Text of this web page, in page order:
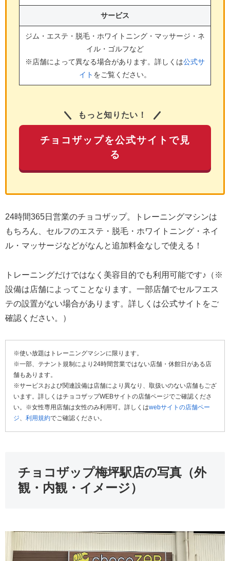
サービス
ジム・エステ・脱毛・ホワイトニング・マッサージ・ネ
イル・ゴルフなど
※店舗によって異なる場合があります。詳しくは公式サ
イト をご覧ください。
もっと知りたい！
チョコザップを公式サイトで見
る
24時間365日営業のチョコザップ。トレーニングマシンは
もちろん、セルフのエステ・脱毛・ホワイトニング・ネイ
ル・マッサージなどがなんと追加料金なしで使える！
トレーニングだけではなく美容目的でも利用可能です♪（※
設備は店舗によってことなります。一部店舗でセルフエス
テの設置がない場合があります。詳しくは公式サイトをご
確認ください。）
※使い放題はトレーニングマシンに限ります。
※一部、テナント規制により24時間営業ではない店舗・休館日がある店
舗もあります。
※サービスおよび関連設備は店舗により異なり、取扱いのない店舗もござ
います。詳しくはチョコザップWEBサイトの店舗ページでご確認くださ
い。※女性専用店舗は女性のみ利用可。詳しくはwebサイトの店舗ペー
ジ、 利用規約でご確認ください。
チョコザップ梅坪駅店の写真（外
観・内観・イメージ）